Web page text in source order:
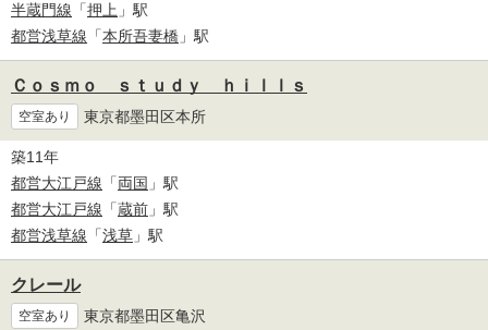
半蔵門線 「押上 」駅
都営浅草線 「本所吾妻橋 」駅
Ｃｏｓｍｏ ｓｔｕｄｙ ｈｉｌｌｓ
空室あり 東京都墨田区本所
築11年
都営大江戸線 「両国 」駅
都営大江戸線 「蔵前 」駅
都営浅草線 「浅草 」駅
クレール
空室あり 東京都墨田区亀沢